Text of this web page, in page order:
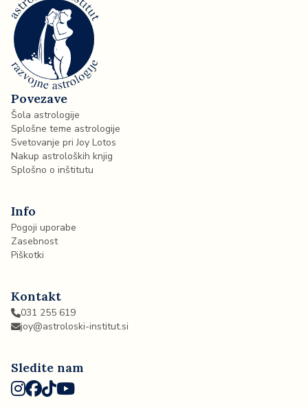
Povezave
Šola astrologije
Splošne teme astrologije
Svetovanje pri Joy Lotos
Nakup astroloških knjig
Splošno o inštitutu
Info
Pogoji uporabe
Zasebnost
Piškotki
Kontakt
031 255 619
joy@astroloski-institut.si
Sledite nam